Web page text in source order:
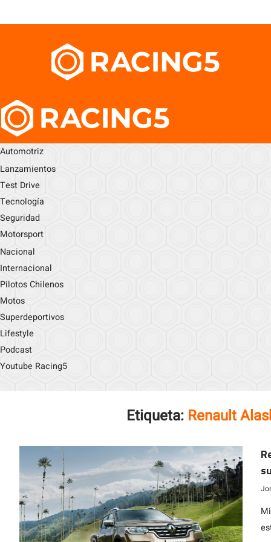
Automotriz
Lanzamientos
Test Drive
Tecnología
Seguridad
Motorsport
Nacional
Internacional
Pilotos Chilenos
Motos
Superdeportivos
Lifestyle
Podcast
Youtube Racing5
Etiqueta: Renault